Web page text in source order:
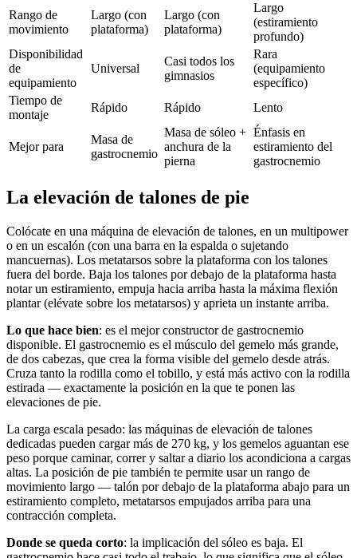
Rango de
movimiento
Largo (con
plataforma)
Largo (con
plataforma)
Largo
(estiramiento
profundo)
Disponibilidad
de
equipamiento
Universal
Casi todos los
gimnasios
Rara
(equipamiento
específico)
Tiempo de
montaje
Rápido Rápido Lento
Mejor para
Masa de
gastrocnemio
Masa de sóleo +
anchura de la
pierna
Énfasis en
estiramiento del
gastrocnemio
La elevación de talones de pie
Colócate en una máquina de elevación de talones, en un multipower
o en un escalón (con una barra en la espalda o sujetando
mancuernas). Los metatarsos sobre la plataforma con los talones
fuera del borde. Baja los talones por debajo de la plataforma hasta
notar un estiramiento, empuja hacia arriba hasta la máxima flexión
plantar (elévate sobre los metatarsos) y aprieta un instante arriba.
Lo que hace bien: es el mejor constructor de gastrocnemio
disponible. El gastrocnemio es el músculo del gemelo más grande,
de dos cabezas, que crea la forma visible del gemelo desde atrás.
Cruza tanto la rodilla como el tobillo, y está más activo con la rodilla
estirada — exactamente la posición en la que te ponen las
elevaciones de pie.
La carga escala pesado: las máquinas de elevación de talones
dedicadas pueden cargar más de 270 kg, y los gemelos aguantan ese
peso porque caminar, correr y saltar a diario los acondiciona a cargas
altas. La posición de pie también te permite usar un rango de
movimiento largo — talón por debajo de la plataforma abajo para un
estiramiento completo, metatarsos empujados arriba para una
contracción completa.
Donde se queda corto: la implicación del sóleo es baja. El